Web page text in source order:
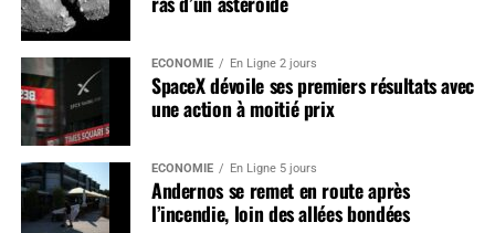
ÉCONOMIE En Ligne 2 jours
SpaceX dévoile ses premiers résultats avec
une action à moitié prix
ÉCONOMIE En Ligne 5 jours
Andernos se remet en route après
l’incendie, loin des allées bondées